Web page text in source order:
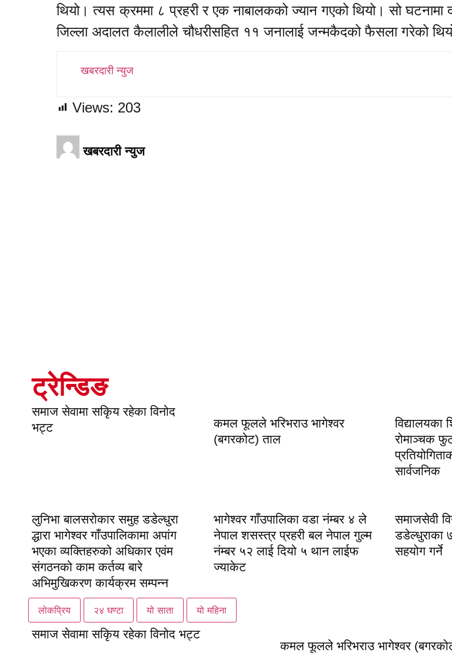
थियो। त्यस क्रममा ८ प्रहरी र एक नाबालकको ज्यान गएको थियो। सो घटनामा
जिल्ला अदालत कैलालीले चौधरीसहित ११ जनालाई जन्मकैदको फैसला गरेको
खबरदारी न्युज
Views: 203
खबरदारी न्युज
ट्रेन्डिङ
समाज सेवामा सकिृय रहेका विनोद
भट्ट
कमल फूलले भरिभराउ भागेश्वर
(बगरकोट) ताल
विद्यालयका
रोमाञ्चक
सार्वजनिक
लुनिभा बालसरोकार समुह डडेल्धुरा
द्धारा भागेश्वर गाँउपालिकामा अपांग
भएका व्यक्तिहरुको अधिकार एवंम
संगठनको काम कर्तव्य बारे
अभिमुखिकरण कार्यक्रम सम्पन्न
भागेश्वर गाँउपालिका वडा नंम्बर ४ ले
नेपाल शसस्त्र प्रहरी बल नेपाल गुल्म
नंम्बर ५२ लाई दियो ५ थान लाईफ
ज्याकेट
समाजसेवी
डडेल्धुराका
सहयोग गर्ने
लोकप्रिय २४ घण्टा यो साता यो महिना
समाज सेवामा सकिृय रहेका विनोद भट्ट
कमल फूलले भरिभराउ भागेश्वर